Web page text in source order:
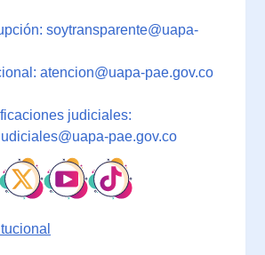
soytransparente@uapa-
atencion@uapa-pae.gov.co
judiciales:
pae.gov.co